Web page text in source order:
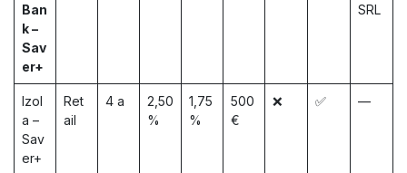
Ban
k –
Sav
er+
SRL
Izol
a –
Sav
er+
Ret
ail
4 a
2,50
%
1,75
%
500
€
❌ ✅ —